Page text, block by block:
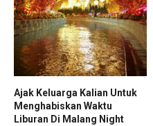
Ajak Keluarga Kalian Untuk
Menghabiskan Waktu
Liburan Di Malang Night